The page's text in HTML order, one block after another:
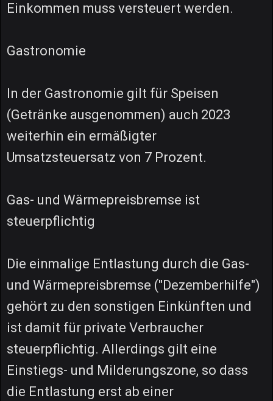
Einkommen muss versteuert werden.
Gastronomie
In der Gastronomie gilt für Speisen
(Getränke ausgenommen) auch 2023
weiterhin ein ermäßigter
Umsatzsteuersatz von 7 Prozent.
Gas- und Wärmepreisbremse ist
steuerpflichtig
Die einmalige Entlastung durch die Gas-
und Wärmepreisbremse ("Dezemberhilfe")
gehört zu den sonstigen Einkünften und
ist damit für private Verbraucher
steuerpflichtig. Allerdings gilt eine
Einstiegs- und Milderungszone, so dass
die Entlastung erst ab einer